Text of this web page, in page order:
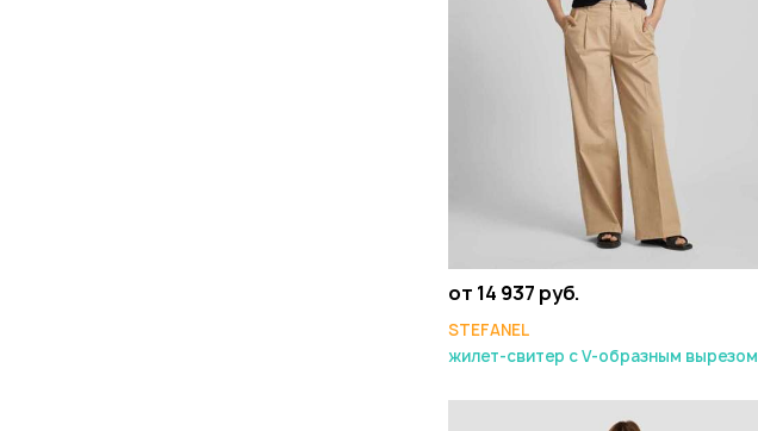
от 14 937 руб.
STEFANEL
жилет-свитер с V-образным вырезом